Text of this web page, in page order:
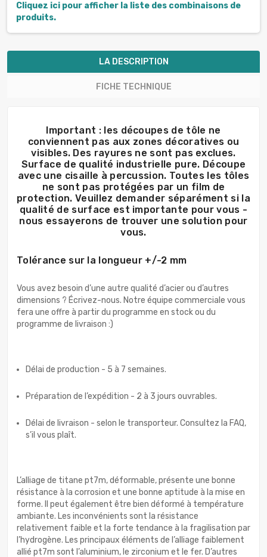
Cliquez ici pour afficher la liste des combinaisons de
produits.
LA DESCRIPTION
FICHE TECHNIQUE
Important : les découpes de tôle ne
conviennent pas aux zones décoratives ou
visibles. Des rayures ne sont pas exclues.
Surface de qualité industrielle pure. Découpe
avec une cisaille à percussion. Toutes les tôles
ne sont pas protégées par un film de
protection. Veuillez demander séparément si la
qualité de surface est importante pour vous -
nous essayerons de trouver une solution pour
vous.
Tolérance sur la longueur +/-2 mm
Vous avez besoin d’une autre qualité d’acier ou d’autres
dimensions ? Écrivez-nous. Notre équipe commerciale vous
fera une offre à partir du programme en stock ou du
programme de livraison :)
Délai de production - 5 à 7 semaines.
Préparation de l’expédition - 2 à 3 jours ouvrables.
Délai de livraison - selon le transporteur. Consultez la FAQ,
s’il vous plaît.
L’alliage de titane pt7m, déformable, présente une bonne
résistance à la corrosion et une bonne aptitude à la mise en
forme. Il peut également être bien déformé à température
ambiante. Les inconvénients sont la résistance
relativement faible et la forte tendance à la fragilisation par
l’hydrogène. Les principaux éléments de l’alliage faiblement
allié pt7m sont l’aluminium, le zirconium et le fer. D’autres